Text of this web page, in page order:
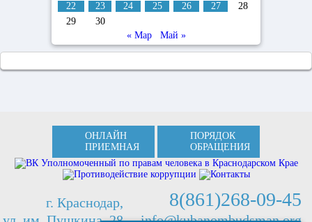
22
23 24 25 26 27
28
29
30
« Мар
Май »
ОНЛАЙН
ПРИЕМНАЯ
ПОРЯДОК
ОБРАЩЕНИЯ
г. Краснодар,
8(861)268-09-45